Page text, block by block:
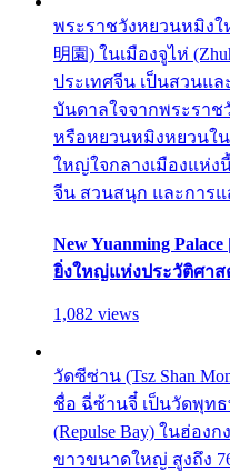
พระราชวังหยวนหมิงให
明園) ในเมืองจูไห่
ประเทศจีน เป็นสวนแ
บันดาลใจจากพระราชวั
หรือหยวนหมิงหยวนใ
ใหญ่ใจกลางเมืองแห่
จีน สวนสนุก และการแ
New Yuanming
ยิ่งใหญ่แห่งประวัติศา
1,082 views
วัดซีซ่าน (Tsz Shan
ชื่อ ฉี่ซ้านจี๋ เป็นวัดพุท
(Repulse Bay) ในฮ่อง
ขาวขนาดใหญ่ สูงถึง